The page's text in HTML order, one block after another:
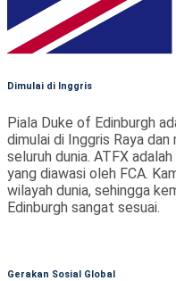
Dimulai di Inggris
Piala Duke of Edinburgh
dimulai di Inggris Raya
seluruh dunia. ATFX
yang diawasi oleh FCA.
wilayah dunia, sehingga
Edinburgh sangat sesuai.
Gerakan Sosial Global